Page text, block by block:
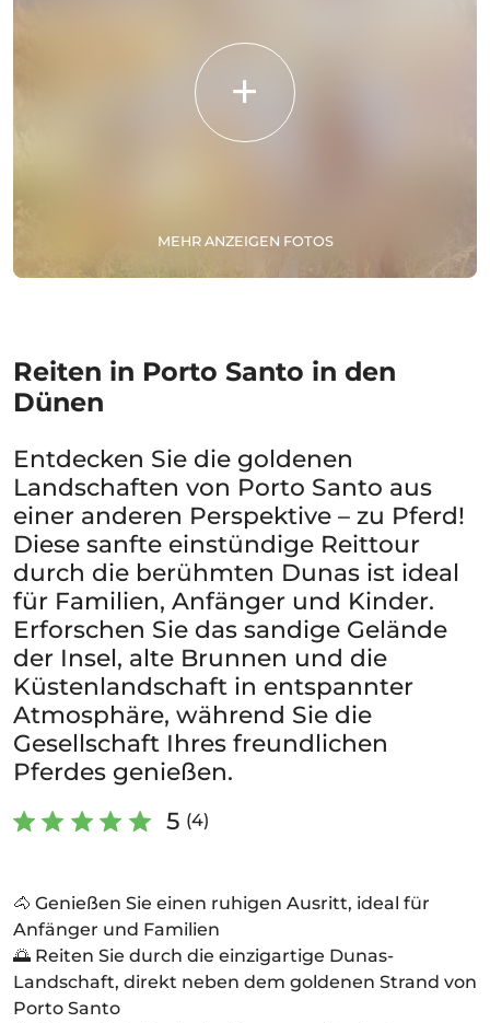
MEHR ANZEIGEN FOTOS
Reiten in Porto Santo in den
Dünen
Entdecken Sie die goldenen
Landschaften von Porto Santo aus
einer anderen Perspektive – zu Pferd!
Diese sanfte einstündige Reittour
durch die berühmten Dunas ist ideal
für Familien, Anfänger und Kinder.
Erforschen Sie das sandige Gelände
der Insel, alte Brunnen und die
Küstenlandschaft in entspannter
Atmosphäre, während Sie die
Gesellschaft Ihres freundlichen
Pferdes genießen.
5 (4)
🐴 Genießen Sie einen ruhigen Ausritt, ideal für
Anfänger und Familien
🌅 Reiten Sie durch die einzigartige Dunas-
Landschaft, direkt neben dem goldenen Strand von
Porto Santo